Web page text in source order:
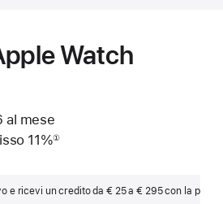
Watch
al mese
11%①
e ricevi un credito da € 25 a € 295 con la